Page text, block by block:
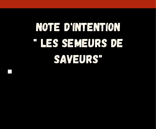
note d'intention
" Les semeurs de
saveurs"